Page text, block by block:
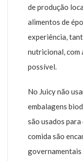
de produção
alimentos de
experiência,
nutricional, com
possível.
No Juicy não
embalagens
são usados
comida são
governamentais